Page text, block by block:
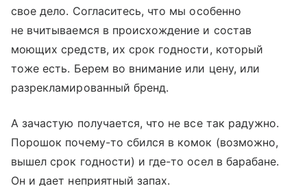
свое дело. Согласитесь, что мы особенно
не вчитываемся в происхождение и состав
моющих средств, их срок годности, который
тоже есть. Берем во внимание или цену, или
разрекламированный бренд.
А зачастую получается, что не все так радужно.
Порошок почему-то сбился в комок (возможно,
вышел срок годности) и где-то осел в барабане.
Он и дает неприятный запах.